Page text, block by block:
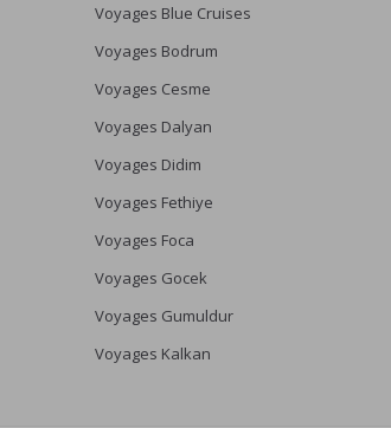
Voyages Blue Cruises
Voyages Bodrum
Voyages Cesme
Voyages Dalyan
Voyages Didim
Voyages Fethiye
Voyages Foca
Voyages Gocek
Voyages Gumuldur
Voyages Kalkan